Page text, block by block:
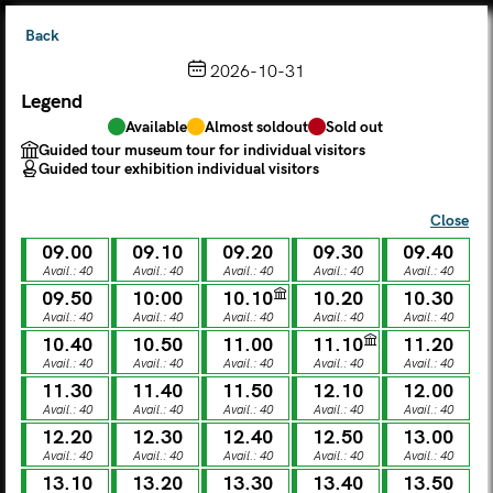
Choose from the calendar
The ticket grants access to Palazzo Te, the MACA Museum
and the Leon Battista Alberti Temple
AUGUST
Legend
Available Almost soldout
Sold out
Guided tour museum tour for individual visitors
Guided tour exhibition individual visitors
M W T F S
MON
27
TUE
28
WED
29
THU
30
FRI
31 01
SUN
02
Back
2026-10-31
Legend
Available Almost soldout
Sold out
Guided tour museum tour for individual visitors
Guided tour exhibition individual visitors
Close
09.00
Avail.: 40
09.10
Avail.: 40
09.20
Avail.: 40
09.30
Avail.: 40
09.40
Avail.: 40
09.50
Avail.: 40
10:00
Avail.: 40
10.10
Avail.: 40
10.20
Avail.: 40
10.30
Avail.: 40
10.40
Avail.: 40
10.50
Avail.: 40
11.00
Avail.: 40
11.10
Avail.: 40
11.20
Avail.: 40
11.30
Avail.: 40
11.40
Avail.: 40
11.50
Avail.: 40
12.10
Avail.: 40
12.00
Avail.: 40
12.20
Avail.: 40
12.30
Avail.: 40
12.40
Avail.: 40
12.50
Avail.: 40
13.00
Avail.: 40
13.10 13.20 13.30 13.40 13.50